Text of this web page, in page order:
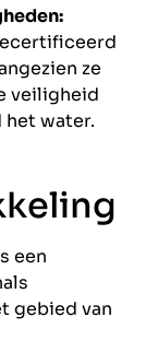
ze
veiligheid
het water.
een
gebied van